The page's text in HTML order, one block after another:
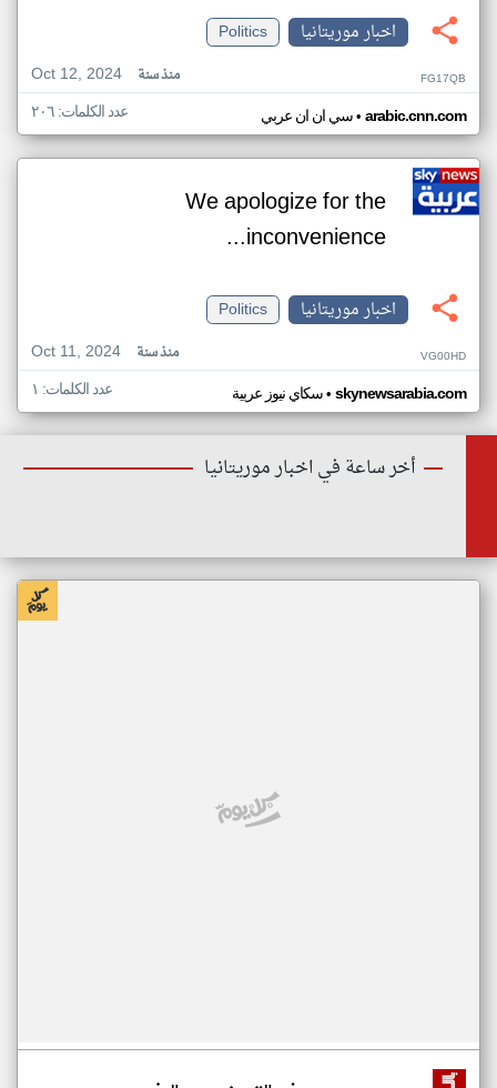
اخبار موريتانيا
Politics
Oct 12, 2024
منذ سنة FG17QB
سي ان ان عربي• arabic.cnn.com عدد الكلمات: ٢٠٦
We apologize for the
inconvenience...
اخبار موريتانيا
Politics
Oct 11, 2024
منذ سنة VG00HD
سكاي نيوز عربية• skynewsarabia.com عدد الكلمات: ١
أخر ساعة في اخبار موريتانيا